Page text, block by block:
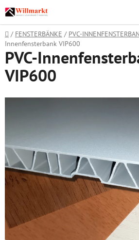
Zum
Inhalt
springen
Startseite
/ FENSTERBÄNKE / PVC-
Innenfensterbank VIP600
PVC-
VIP600